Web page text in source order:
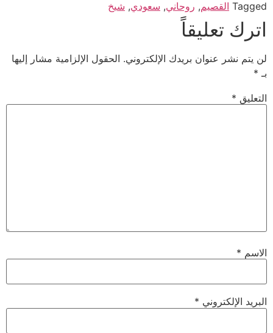
Tagged القصيم, روحاني, سعودي, شيخ
اترك تعليقاً
لن يتم نشر عنوان بريدك الإلكتروني. الحقول الإلزامية مشار إليها
بـ *
التعليق *
الاسم *
البريد الإلكتروني *